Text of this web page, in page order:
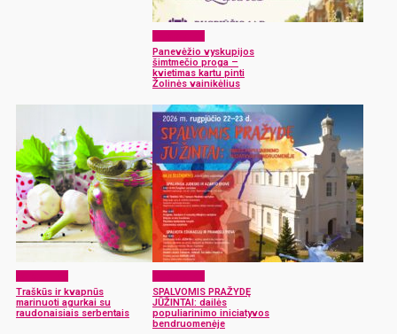
Panevėžio vyskupijos
šimtmečio proga –
kvietimas kartu pinti
Žolinės vainikėlius
Traškūs ir kvapnūs
marinuoti agurkai su
raudonaisiais serbentais
SPALVOMIS PRAŽYDĘ
JŪŽINTAI: dailės
populiarinimo iniciatyvos
bendruomenėje